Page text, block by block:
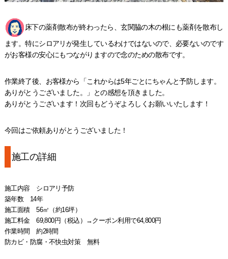
床下の薬剤散布が終わったら、玄関脇の木の根にも薬剤を散布し
ます。特にシロアリが発生しているわけではないので、必要ないのです
がお客様の安心にもつながりますので念のための散布です。
作業終了後、お客様から「これからは5年ごとにちゃんと予防します。
ありがとうございました。」との感想を頂きました。
ありがとうございます！次回もどうぞよろしくお願いいたします！
今回はご依頼ありがとうございました！
施工の詳細
施工内容 シロアリ予防
築年数 14年
施工面積 56㎡（約16坪）
施工料金 69,800円（税込）→クーポン利用で64,800円
作業時間 約2時間
防カビ・防腐・不快虫対策 無料